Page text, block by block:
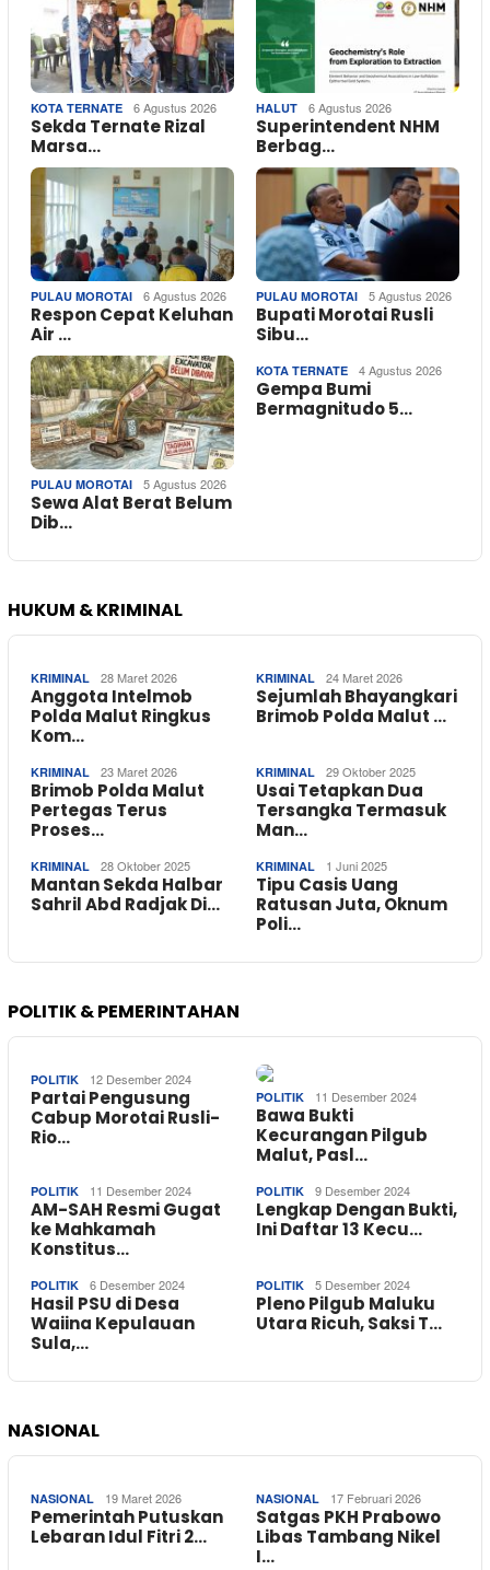
KOTA TERNATE 6 Agustus 2026
Sekda Ternate Rizal
Marsa…
HALUT 6 Agustus 2026
Superintendent NHM
Berbag…
PULAU MOROTAI 6 Agustus 2026
Respon Cepat Keluhan
Air …
PULAU MOROTAI 5 Agustus 2026
Bupati Morotai Rusli
Sibu…
PULAU MOROTAI 5 Agustus 2026
Sewa Alat Berat Belum
Dib…
KOTA TERNATE 4 Agustus 2026
Gempa Bumi
Bermagnitudo 5…
HUKUM & KRIMINAL
KRIMINAL 28 Maret 2026
Anggota Intelmob
Polda Malut Ringkus
Kom…
KRIMINAL 24 Maret 2026
Sejumlah Bhayangkari
Brimob Polda Malut …
KRIMINAL 23 Maret 2026
Brimob Polda Malut
Pertegas Terus
Proses…
KRIMINAL 29 Oktober 2025
Usai Tetapkan Dua
Tersangka Termasuk
Man…
KRIMINAL 28 Oktober 2025
Mantan Sekda Halbar
Sahril Abd Radjak Di…
KRIMINAL 1 Juni 2025
Tipu Casis Uang
Ratusan Juta, Oknum
Poli…
POLITIK & PEMERINTAHAN
POLITIK 12 Desember 2024
Partai Pengusung
Cabup Morotai Rusli-
Rio…
POLITIK 11 Desember 2024
Bawa Bukti
Kecurangan Pilgub
Malut, Pasl…
POLITIK 11 Desember 2024
AM-SAH Resmi Gugat
ke Mahkamah
Konstitus…
POLITIK 9 Desember 2024
Lengkap Dengan Bukti,
Ini Daftar 13 Kecu…
POLITIK 6 Desember 2024
Hasil PSU di Desa
Waiina Kepulauan
Sula,…
POLITIK 5 Desember 2024
Pleno Pilgub Maluku
Utara Ricuh, Saksi T…
NASIONAL
NASIONAL 19 Maret 2026
Pemerintah Putuskan
Lebaran Idul Fitri 2…
NASIONAL 17 Februari 2026
Satgas PKH Prabowo
Libas Tambang Nikel
I…